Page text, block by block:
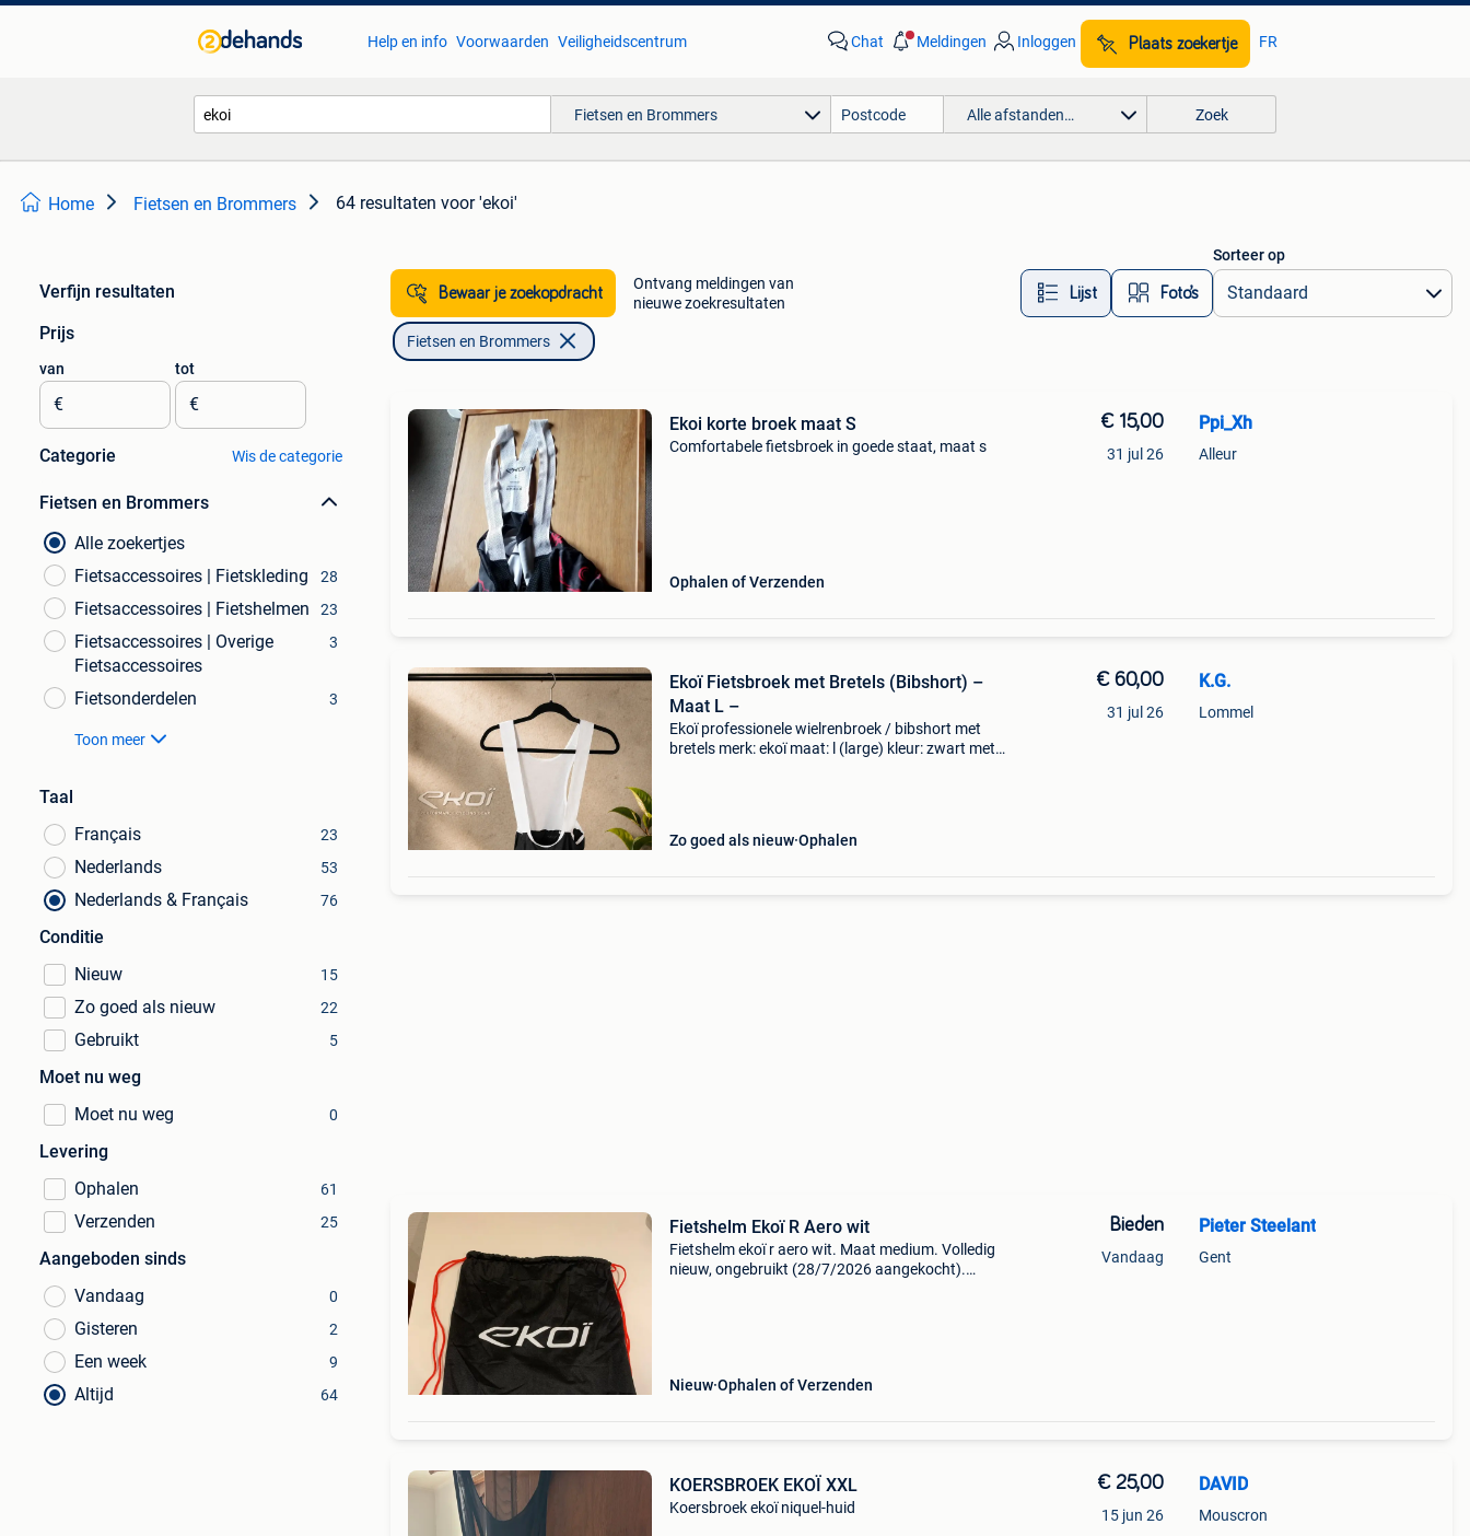
Help en info Voorwaarden Veiligheidscentrum Chat Meldingen Inloggen Plaats zoekertje FR
Fietsen en Brommers Alle afstanden… Zoek
Home Fietsen en Brommers 64 resultaten voor 'ekoi'
Verfijn resultaten
Prijs
van
€
tot
€
Categorie Wis de categorie
Fietsen en Brommers
Alle zoekertjes
Fietsaccessoires | Fietskleding
28
Fietsaccessoires | Fietshelmen 23
Fietsaccessoires | Overige
Fietsaccessoires
3
Fietsonderdelen 3
Toon meer
Taal
Français
23
Nederlands 53
Nederlands & Français 76
Conditie
Nieuw
15
Zo goed als nieuw 22
Gebruikt 5
Moet nu weg
Moet nu weg
0
Levering
Ophalen
61
Verzenden 25
Aangeboden sinds
Vandaag
0
Gisteren 2
Een week 9
Altijd 64
Bewaar je zoekopdracht
Ontvang meldingen van
nieuwe zoekresultaten
Lijst Foto’s
Sorteer op
Fietsen en Brommers
Ekoi korte broek maat S
Comfortabele fietsbroek in goede staat, maat s
Ophalen of Verzenden
€ 15,00
31 jul 26
Ppi_Xh
Alleur
​Ekoï Fietsbroek met Bretels (Bibshort) –
Maat L –
Ekoï professionele wielrenbroek / bibshort met
bretels ​merk: ekoï ​maat: l (large) ​kleur: zwart met
Zo goed als nieuw Ophalen
€ 60,00
31 jul 26
K.G.
Lommel
Fietshelm Ekoï R Aero wit
Fietshelm ekoï r aero wit. Maat medium. Volledig
nieuw, ongebruikt (28/7/2026 aangekocht).
Nieuw Ophalen of Verzenden
Bieden
Vandaag
Pieter Steelant
Gent
KOERSBROEK EKOÏ XXL
Koersbroek ekoï niquel-huid
€ 25,00
15 jun 26
DAVID
Mouscron